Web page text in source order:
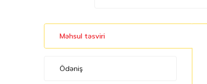
Məhsul təsviri
Ödəniş